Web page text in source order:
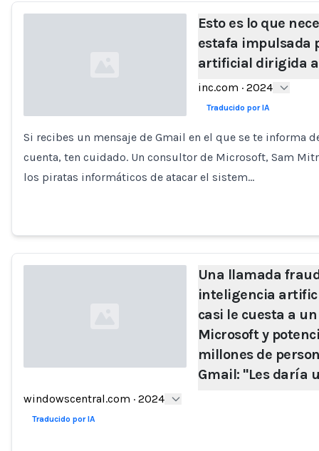
Esto es lo que
estafa impulsada
artificial dirigida
inc.com · 2024
Traducido por IA
Si recibes un mensaje de Gmail en el que se te informa
cuenta, ten cuidado. Un consultor de Microsoft, Sam
los piratas informáticos de atacar el sistem…
Loading...
Una llamada
inteligencia
casi le cuesta a
Microsoft y
millones de
Gmail: "Les daría
windowscentral.com · 2024
Traducido por IA